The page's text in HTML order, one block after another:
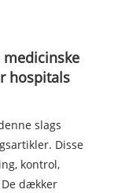
hospitals
slags
Disse
kontrol,
dækker